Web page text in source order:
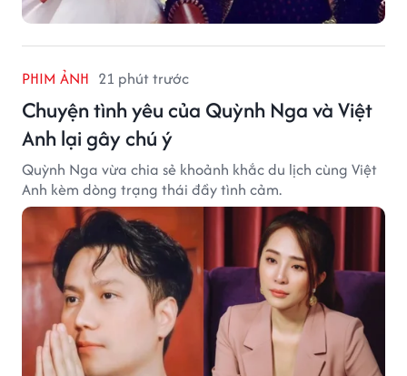
PHIM ẢNH 21 phút trước
Chuyện tình yêu của Quỳnh Nga và Việt
Anh lại gây chú ý
Quỳnh Nga vừa chia sẻ khoảnh khắc du lịch cùng Việt
Anh kèm dòng trạng thái đầy tình cảm.